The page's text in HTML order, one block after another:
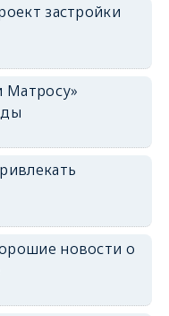
застройки
Матросу»
новости о